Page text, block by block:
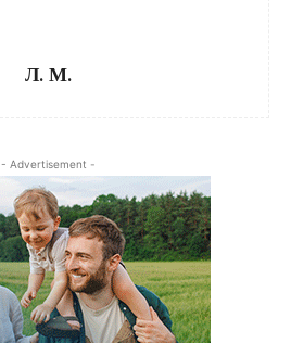
Л. М.
- Advertisement -